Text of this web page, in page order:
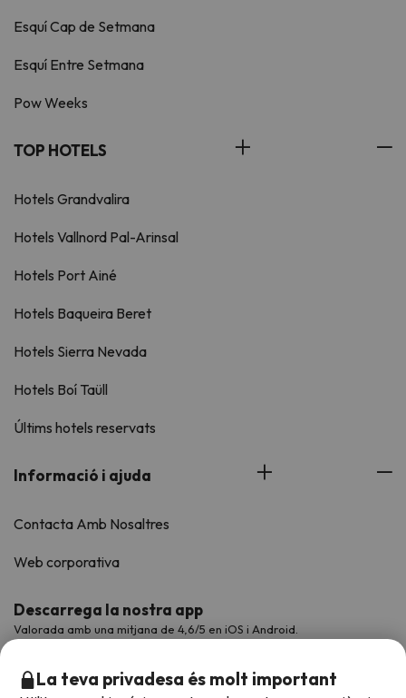
Esquí Cap de Setmana
Esquí Entre Setmana
Pow Weeks
TOP HOTELS
Hotels Grandvalira
Hotels Vallnord Pal-Arinsal
Hotels Port Ainé
Hotels Baqueira Beret
Hotels Sierra Nevada
Hotels Boí Taüll
Últims hotels reservats
Informació i ajuda
Contacta Amb Nosaltres
Web corporativa
Descarrega la nostra app
Valorada amb una mitjana de 4,6/5 en iOS i Android.
La teva privadesa és molt important